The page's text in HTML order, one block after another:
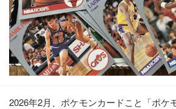
2026年2月、ポケモンカードこと「ポケ